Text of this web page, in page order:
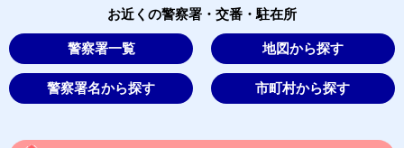
お近くの警察署・交番・駐在所
警察署一覧 地図から探す
警察署名から探す 市町村から探す